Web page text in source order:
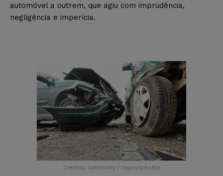
automóvel a outrem, que agiu com imprudência,
negligência e imperícia.
Créditos: kalinovsky / Depositphotos